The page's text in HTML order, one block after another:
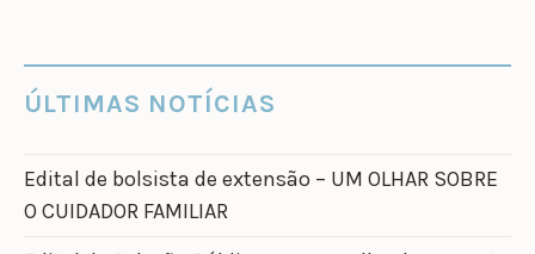
ÚLTIMAS NOTÍCIAS
Edital de bolsista de extensão – UM OLHAR SOBRE
O CUIDADOR FAMILIAR